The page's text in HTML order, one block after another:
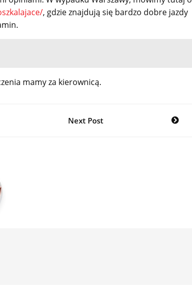
, gdzie znajdują się bardzo dobre jazdy
mamy za kierownicą.
Next Post